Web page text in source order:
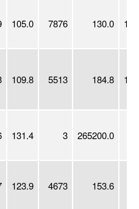
105.0 7876 130.0
109.8 5513 184.8
131.4 3 265200.0
123.9 4673 153.6